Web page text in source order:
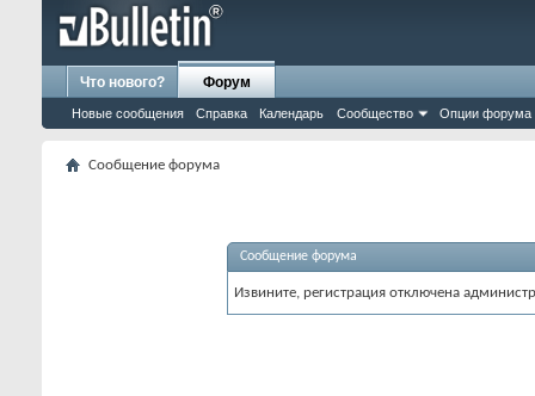
Что нового? Форум
Новые сообщения Справка Календарь Сообщество Опции форума
Сообщение форума
Сообщение форума
Извините, регистрация отключена